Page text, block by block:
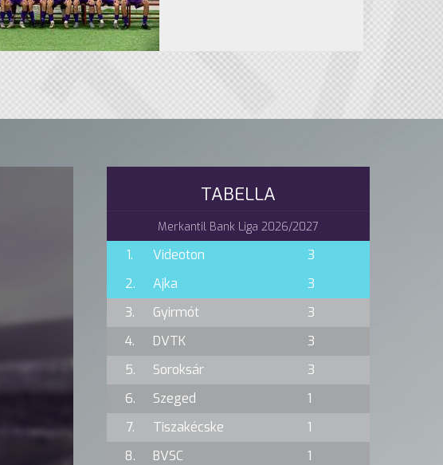
TABELLA
Merkantil Bank Liga 2026/2027
1. Videoton
3
2.
Ajka
3
3.
Gyirmót
3
4.
DVTK
3
5.
Soroksár
3
6.
Szeged
1
7.
Tiszakécske
1
8.
BVSC
1